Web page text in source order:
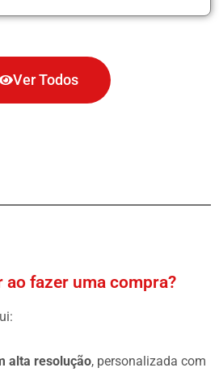
Ver Todos
ao fazer uma compra?
alta resolução, personalizada com